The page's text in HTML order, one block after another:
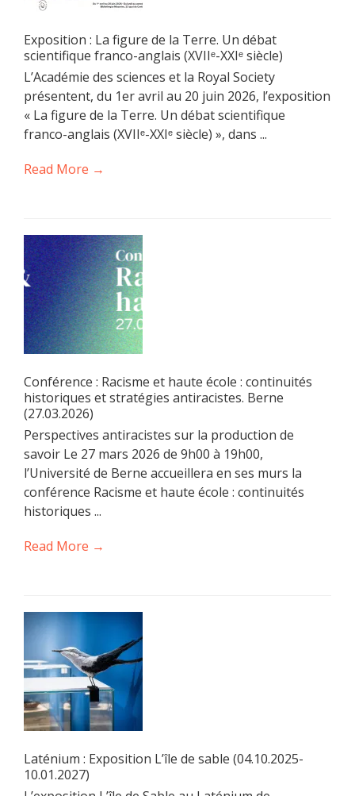
Exposition : La figure de la Terre. Un débat
scientifique franco-anglais (XVIIᵉ-XXIᵉ siècle)
L’Académie des sciences et la Royal Society
présentent, du 1er avril au 20 juin 2026, l’exposition
« La figure de la Terre. Un débat scientifique
franco-anglais (XVIIᵉ-XXIᵉ siècle) », dans ...
Read More →
Conférence : Racisme et haute école : continuités
historiques et stratégies antiracistes. Berne
(27.03.2026)
Perspectives antiracistes sur la production de
savoir Le 27 mars 2026 de 9h00 à 19h00,
l’Université de Berne accueillera en ses murs la
conférence Racisme et haute école : continuités
historiques ...
Read More →
Laténium : Exposition L’île de sable (04.10.2025-
10.01.2027)